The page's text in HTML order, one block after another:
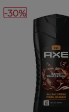
-30%